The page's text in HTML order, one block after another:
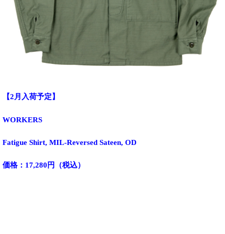
【2月入荷予定】
WORKERS
Fatigue Shirt, MIL-Reversed Sateen, OD
価格：17,280円（税込）